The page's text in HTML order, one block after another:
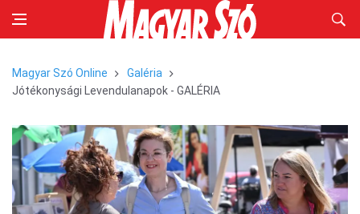
Magyar Szó Online
Galéria
Jótékonysági Levendulanapok - GALÉRIA